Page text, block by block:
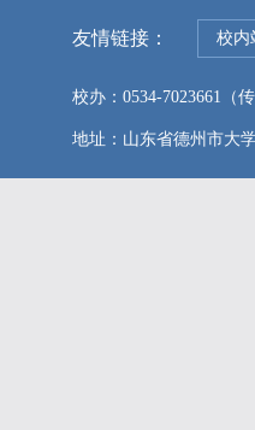
友情链接： 校内
校办：0534-7023661（
地址：山东省德州市大